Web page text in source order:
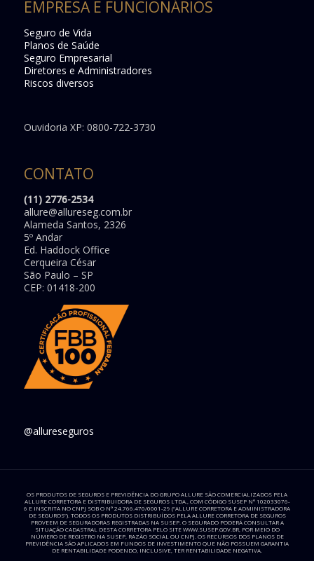
EMPRESA E FUNCIONÁRIOS
Seguro de Vida
Planos de Saúde
Seguro Empresarial
Diretores e Administradores
Riscos diversos
Ouvidoria XP: 0800-722-3730
CONTATO
(11) 2776-2534
allure@allureseg.com.br
Alameda Santos, 2326
5º Andar
Ed. Haddock Office
Cerqueira César
São Paulo – SP
CEP: 01418-200
@allureseguros
OS PRODUTOS DE SEGUROS E PREVIDÊNCIA DO GRUPO ALLURE SÃO COMERCIALIZADOS PELA
ALLURE CORRETORA E DISTRIBUIDORA DE SEGUROS LTDA., COM CÓDIGO SUSEP N° 102033076-
6 E INSCRITA NO CNPJ SOB O N° 24.766.470/0001-29 (“ALLURE CORRETORA E ADMINISTRADORA
DE SEGUROS”). TODOS OS PRODUTOS DISTRIBUÍDOS PELA ALLURE CORRETORA DE SEGUROS
PROVEEM DE SEGURADORAS REGISTRADAS NA SUSEP. O SEGURADO PODERÁ CONSULTAR A
SITUAÇÃO CADASTRAL DESTA CORRETORA PELO SITE WWW.SUSEP.GOV.BR, POR MEIO DO
NÚMERO DE REGISTRO NA SUSEP, RAZÃO SOCIAL OU CNPJ. OS RECURSOS DOS PLANOS DE
PREVIDÊNCIA SÃO APLICADOS EM FUNDOS DE INVESTIMENTO QUE NÃO POSSUEM GARANTIA
DE RENTABILIDADE PODENDO, INCLUSIVE, TER RENTABILIDADE NEGATIVA.